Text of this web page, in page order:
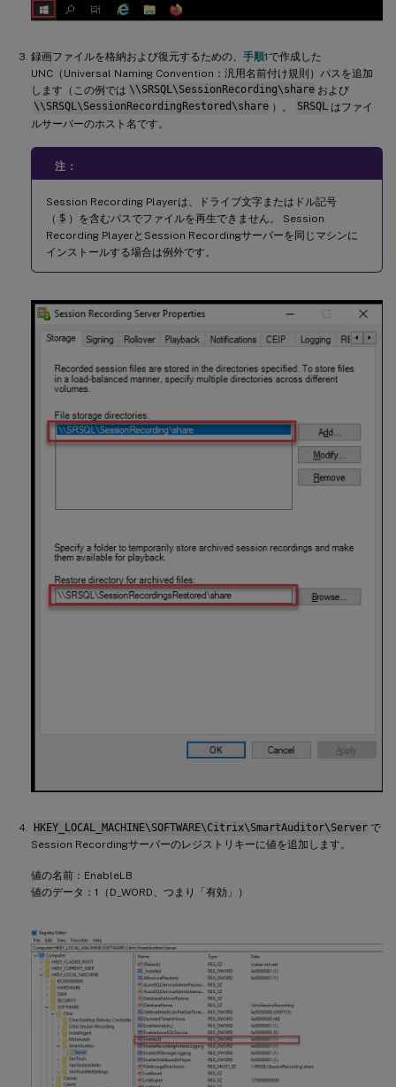
録画ファイルを格納および復元するための、 手順1 で作成した
UNC（Universal Naming Convention：汎用名前付け規則）パスを追加
します（この例では \\SRSQL\SessionRecording\share および
\\SRSQL\SessionRecordingRestored\share ）。 SRSQL はファイ
ルサーバーのホスト名です。
注：
Session Recording Playerは、ドライブ文字またはドル記号
（ $ ）を含むパスでファイルを再生できません。 Session
Recording PlayerとSession Recordingサーバーを同じマシンに
インストールする場合は例外です。
HKEY_LOCAL_MACHINE\SOFTWARE\Citrix\SmartAuditor\Server で
Session Recordingサーバーのレジストリキーに値を追加します。
値の名前：EnableLB
値のデータ：1（D_WORD、つまり「有効」）